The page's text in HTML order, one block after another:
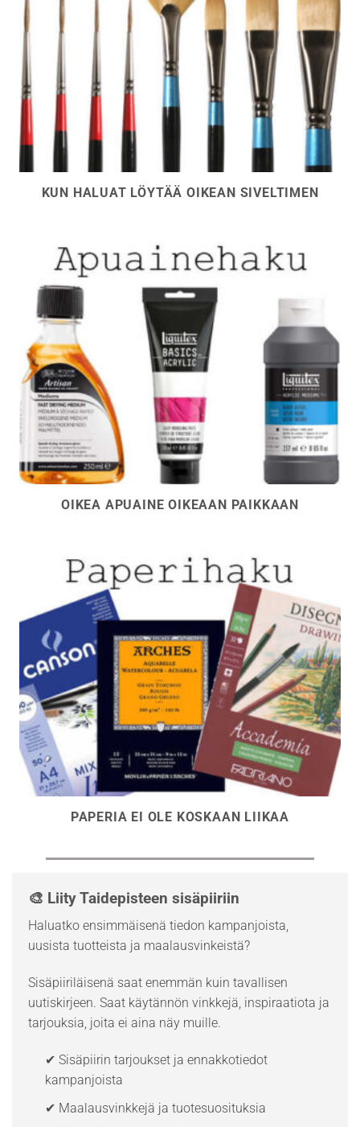
KUN HALUAT LÖYTÄÄ OIKEAN SIVELTIMEN
OIKEA APUAINE OIKEAAN PAIKKAAN
PAPERIA EI OLE KOSKAAN LIIKAA
🎨 Liity Taidepisteen sisäpiiriin
Haluatko ensimmäisenä tiedon kampanjoista,
uusista tuotteista ja maalausvinkeistä?
Sisäpiiriläisenä saat enemmän kuin tavallisen
uutiskirjeen. Saat käytännön vinkkejä, inspiraatiota ja
tarjouksia, joita ei aina näy muille.
✔ Sisäpiirin tarjoukset ja ennakkotiedot
kampanjoista
✔ Maalausvinkkejä ja tuotesuosituksia